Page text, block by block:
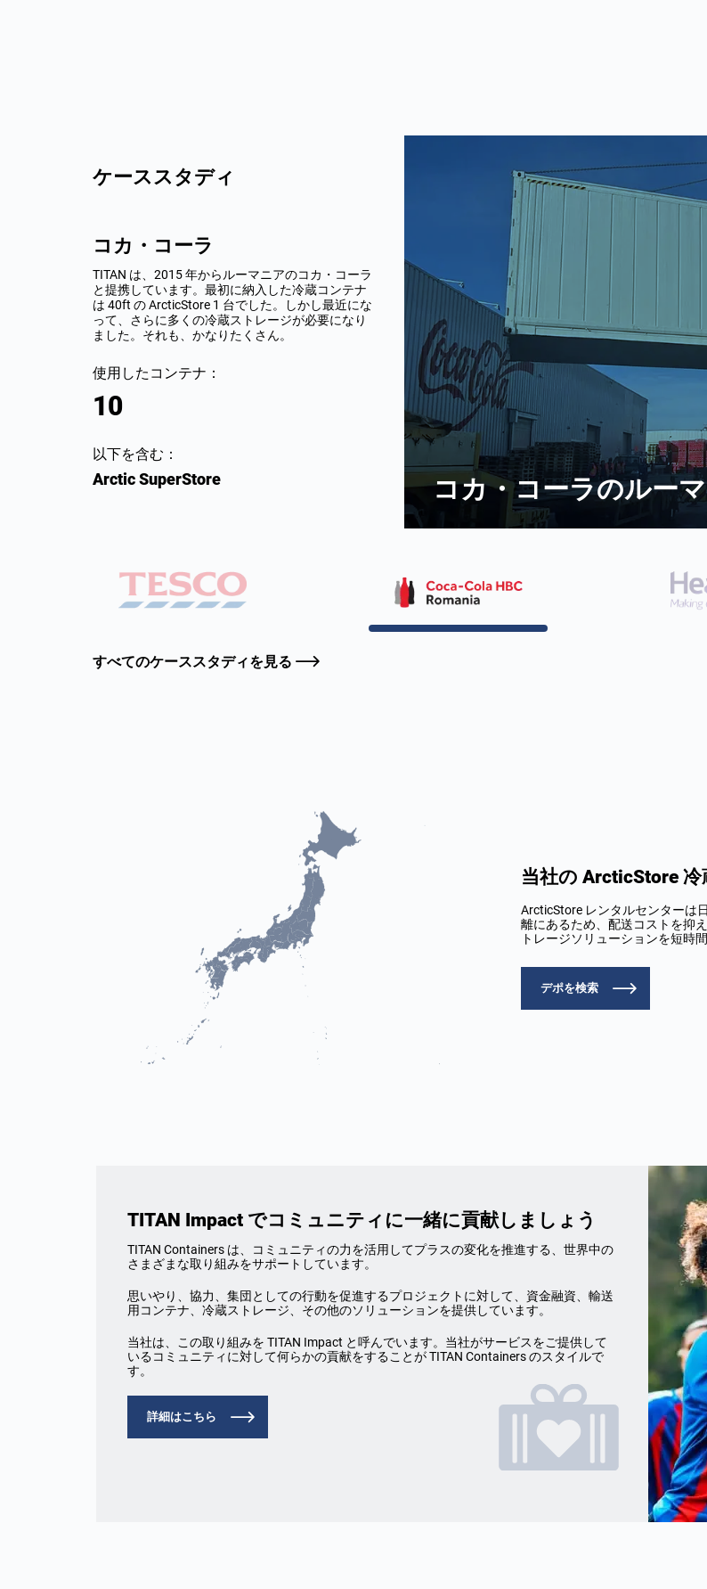
ケーススタディ
のコカ・コーラ
しかし最近にな
ヒースロー空港
ヒースロー空港を拠点とする当社のお客様が新規
契約を獲得し、追加の冷蔵ストレージスペースが
必要になりました。その理想的なソリューション
が、TITAN のモジュラー式 Arctic SuperStore でし
た。
使用したコンテナ：
16
以下を含む：
Arctic SuperStore
TITAN の冷蔵スト
料を安全に保管
すべてのケーススタディを見る
当社の ArcticStore
ArcticStore レンタルセンターは
離にあるため、配送コストを抑
トレージソリューションを短時
デポを検索
TITAN Impact でコミュニティに一緒に貢献しましょう
TITAN Containers は、コミュニティの力を活用してプラスの変化を推進する、世界中の
さまざまな取り組みをサポートしています。
思いやり、協力、集団としての行動を促進するプロジェクトに対して、資金融資、輸送
用コンテナ、冷蔵ストレージ、その他のソリューションを提供しています。
当社は、この取り組みを TITAN Impact と呼んでいます。当社がサービスをご提供して
いるコミュニティに対して何らかの貢献をすることが TITAN Containers のスタイルで
す。
詳細はこちら